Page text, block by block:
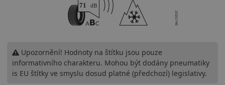
Upozornění! Hodnoty na štítku jsou pouze
informativního charakteru. Mohou být dodány pneumatiky
is EU štítky ve smyslu dosud platné (předchozí) legislativy.